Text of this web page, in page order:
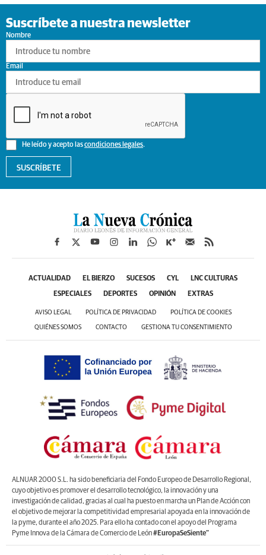
Suscríbete a nuestra newsletter
Nombre
He leído y acepto lascondiciones legales.
Email
SUSCRÍBETE
ACTUALIDAD EL BIERZO SUCESOS CYL LNC CULTURAS
ESPECIALES DEPORTES OPINIÓN EXTRAS
AVISO LEGAL POLÍTICA DE PRIVACIDAD POLÍTICA DE COOKIES
QUIÉNES SOMOS CONTACTO GESTIONA TU CONSENTIMIENTO
ALNUAR 2000 S.L. ha sido beneficiaria del Fondo Europeo de Desarrollo Regional,
cuyo objetivo es promover el desarrollo tecnológico, la innovación y una
investigación de calidad, gracias al cual ha puesto en marcha un Plan de Acción con
el objetivo de mejorar la competitividad empresarial apoyada en la innovación de
la pyme, durante el año 2025. Para ello ha contado con el apoyo del Programa
Pyme Innova de la Cámara de Comercio de León#EuropaSeSiente”